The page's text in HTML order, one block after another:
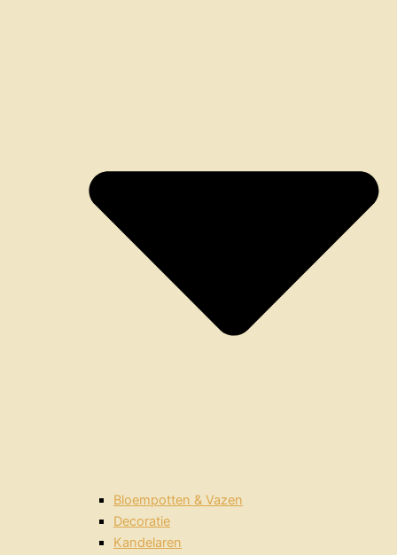
Bloempotten & Vazen
Decoratie
Kandelaren